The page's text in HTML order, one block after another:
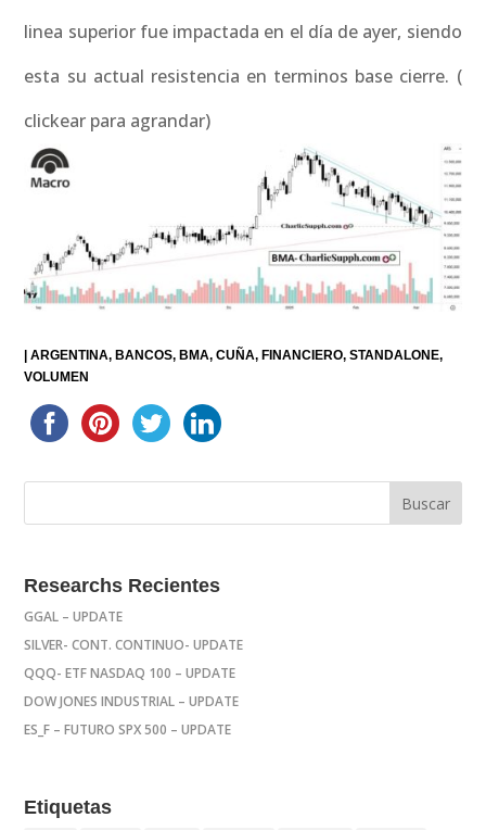
linea superior fue impactada en el día de ayer, siendo
esta su actual resistencia en terminos base cierre. (
clickear para agrandar)
|ARGENTINA BANCOS BMA CUÑA FINANCIERO STANDALONE
VOLUMEN
Researchs Recientes
GGAL – UPDATE
SILVER- CONT. CONTINUO- UPDATE
QQQ- ETF NASDAQ 100 – UPDATE
DOW JONES INDUSTRIAL – UPDATE
ES_F – FUTURO SPX 500 – UPDATE
Etiquetas